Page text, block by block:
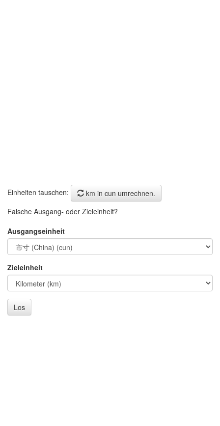
Einheiten tauschen:
km in cun umrechnen.
Falsche Ausgang- oder Zieleinheit?
Ausgangseinheit
Zieleinheit
Los